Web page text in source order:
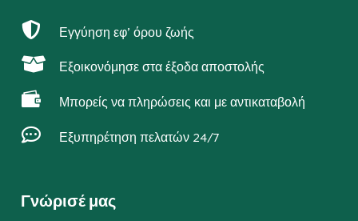
 Εγγύηση εφ’ όρου ζωής
 Εξοικονόμησε στα έξοδα αποστολής
 Μπορείς να πληρώσεις και με αντικαταβολή
 Εξυπηρέτηση πελατών 24/7
Γνώρισέ μας